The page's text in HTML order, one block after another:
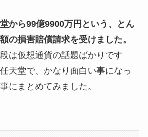
から99億9900万円という、とん
の損害賠償請求を受けました。
は仮想通貨の話題ばかりです
天堂で、かなり面白い事になっ
にまとめてみました。